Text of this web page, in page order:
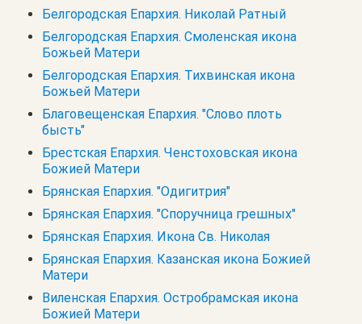
Белгородская Епархия. Николай Ратный
Белгородская Епархия. Смоленская икона
Божьей Матери
Белгородская Епархия. Тихвинская икона
Божьей Матери
Благовещенская Епархия. "Слово плоть
бысть"
Брестская Епархия. Ченстоховская икона
Божией Матери
Брянская Епархия. "Одигитрия"
Брянская Епархия. "Споручница грешных"
Брянская Епархия. Икона Св. Николая
Брянская Епархия. Казанская икона Божией
Матери
Виленская Епархия. Остробрамская икона
Божией Матери